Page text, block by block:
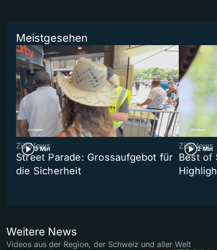
Meistgesehen
3 Min
ZüriNews
Street Parade: Grossaufgebot für
die Sicherheit
2 Min
ZüriNews
Best of
Weitere News
Videos aus der Region, der Schweiz und aller Welt